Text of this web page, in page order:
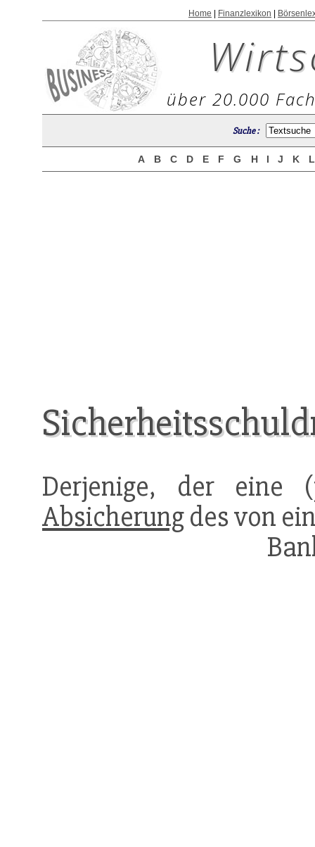
Home Finanzlexikon
über 20.000
Suche :
A B C D E F G H I J K
Derjenige, der eine
Absicherungdes von